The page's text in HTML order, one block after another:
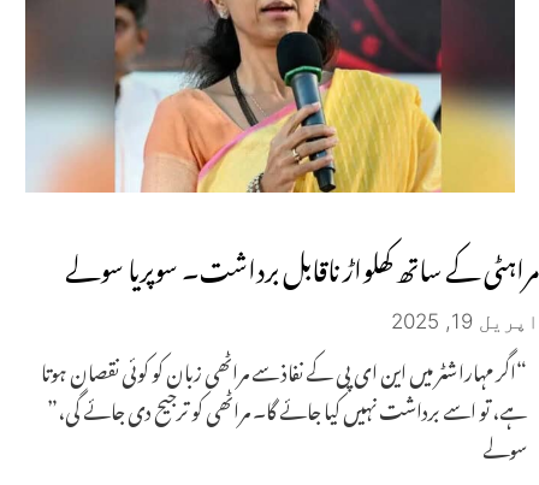
مراہٹی کے ساتھ کھلواڑ ناقابل برداشت۔ سوپریا سولے
اپریل 19, 2025
“اگر مہاراشٹر میں این ای پی کے نفاذ سے مراٹھی زبان کو کوئی نقصان ہوتا
ہے، تو اسے برداشت نہیں کیا جائے گا۔ مراٹھی کو ترجیح دی جائے گی،”
سولے